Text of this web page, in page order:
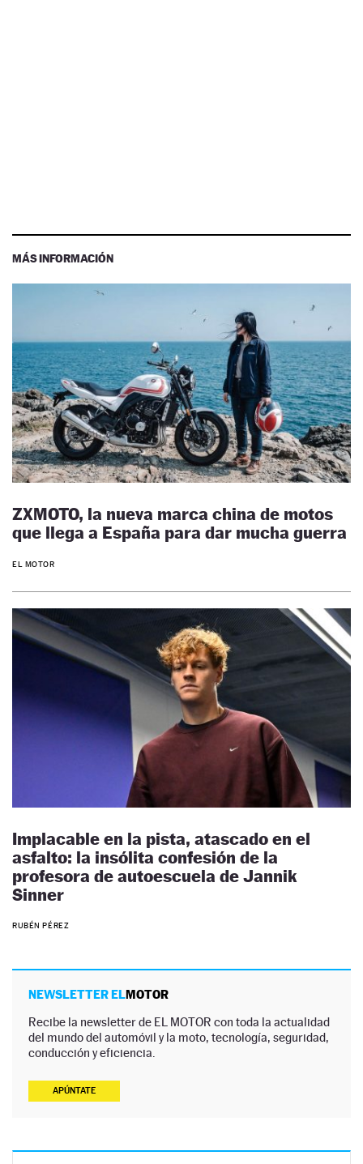
MÁS INFORMACIÓN
ZXMOTO, la nueva marca china de motos
que llega a España para dar mucha guerra
EL MOTOR
Implacable en la pista, atascado en el
asfalto: la insólita confesión de la
profesora de autoescuela de Jannik
Sinner
RUBÉN PÉREZ
NEWSLETTER ELMOTOR
Recibe la newsletter de EL MOTOR con toda la actualidad
del mundo del automóvil y la moto, tecnología, seguridad,
conducción y eficiencia.
APÚNTATE